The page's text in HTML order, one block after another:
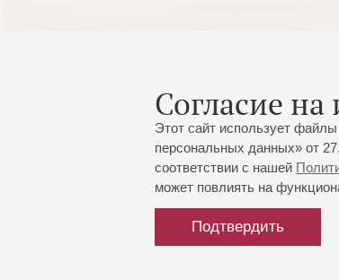
Согласие на
Этот сайт использует
персональных данных» от
соответствии с нашей
может повлиять на
Подтвердить